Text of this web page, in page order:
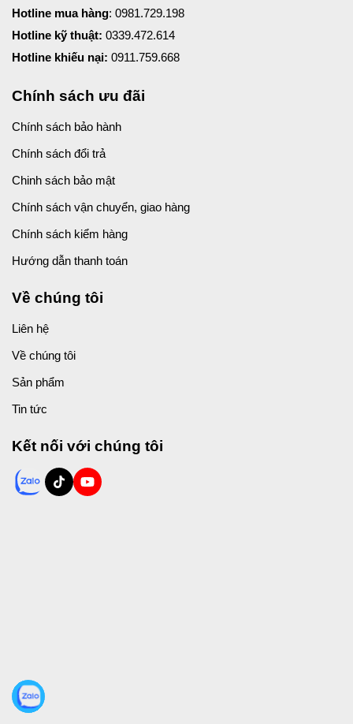
Hotline mua hàng: 0981.729.198
Hotline kỹ thuật: 0339.472.614
Hotline khiếu nại: 0911.759.668
Chính sách ưu đãi
Chính sách bảo hành
Chính sách đổi trả
Chinh sách bảo mật
Chính sách vận chuyển, giao hàng
Chính sách kiểm hàng
Hướng dẫn thanh toán
Về chúng tôi
Liên hệ
Về chúng tôi
Sản phẩm
Tin tức
Kết nối với chúng tôi